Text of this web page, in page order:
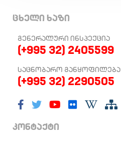
ცხელი ხაზი
ᲒᲔᲜᲔᲠᲐᲚᲣᲠᲘ ᲘᲜᲡᲞᲔᲥᲪᲘᲐ
(+995 32) 2405599
ᲡᲐᲪᲜᲝᲑᲐᲠᲝ ᲒᲐᲜᲧᲝᲤᲘᲚᲔᲑᲐ
(+995 32) 2290505
კონტაქტი